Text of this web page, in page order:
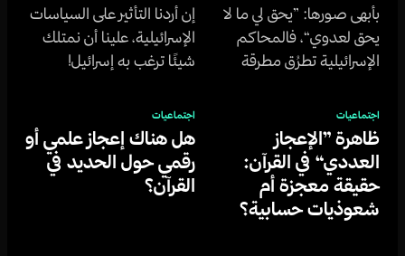
بأبهى صورها: ”يحق لي ما لا
يحق لعدوي“، فالمحاكم
الإسرائيلية تطرُق مطرقة
لليهودي، وتطرقها بذات
الوقت لمنعه عن الفلسطيني
إن أردنا التأثير على السياسات
الإسرائيلية، علينا أن نمتلك
شيئًا ترغب به إسرائيل!
اجتماعيات
ظاهرة ”الإعجاز
العددي“ في القرآن:
حقيقة معجزة أم
شعوذيات حسابية؟
اجتماعيات
هل هناك إعجاز علمي أو
رقمي حول الحديد في
القرآن؟